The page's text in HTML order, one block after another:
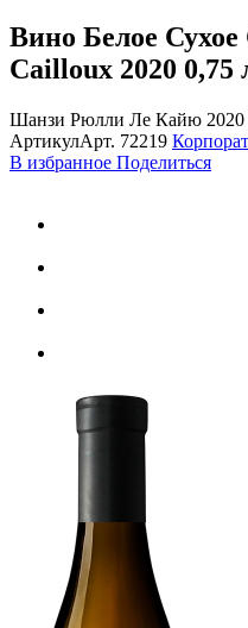
Вино Белое
Cailloux 2020 0,75
Шанзи Рюлли Ле Кайю 2020
АртикулАрт. 72219
В избранное Поделиться